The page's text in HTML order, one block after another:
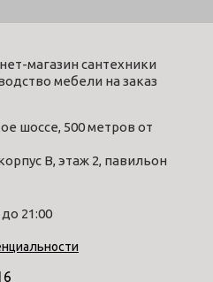
магазин сантехники
мебели на заказ
шоссе, 500 метров от
В, этаж 2, павильон
21:00